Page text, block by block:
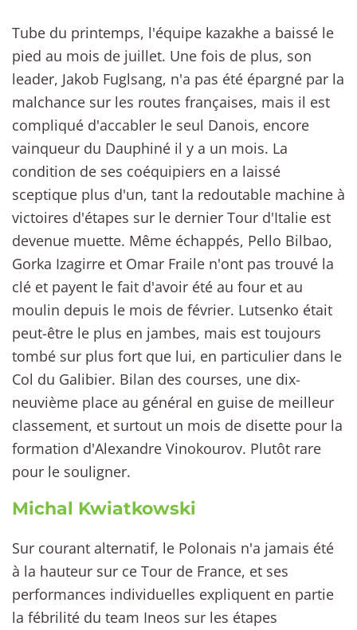
Tube du printemps, l'équipe kazakhe a baissé le
pied au mois de juillet. Une fois de plus, son
leader, Jakob Fuglsang, n'a pas été épargné par la
malchance sur les routes françaises, mais il est
compliqué d'accabler le seul Danois, encore
vainqueur du Dauphiné il y a un mois. La
condition de ses coéquipiers en a laissé
sceptique plus d'un, tant la redoutable machine à
victoires d'étapes sur le dernier Tour d'Italie est
devenue muette. Même échappés, Pello Bilbao,
Gorka Izagirre et Omar Fraile n'ont pas trouvé la
clé et payent le fait d'avoir été au four et au
moulin depuis le mois de février. Lutsenko était
peut-être le plus en jambes, mais est toujours
tombé sur plus fort que lui, en particulier dans le
Col du Galibier. Bilan des courses, une dix-
neuvième place au général en guise de meilleur
classement, et surtout un mois de disette pour la
formation d'Alexandre Vinokourov. Plutôt rare
pour le souligner.
Michal Kwiatkowski
Sur courant alternatif, le Polonais n'a jamais été
à la hauteur sur ce Tour de France, et ses
performances individuelles expliquent en partie
la fébrilité du team Ineos sur les étapes